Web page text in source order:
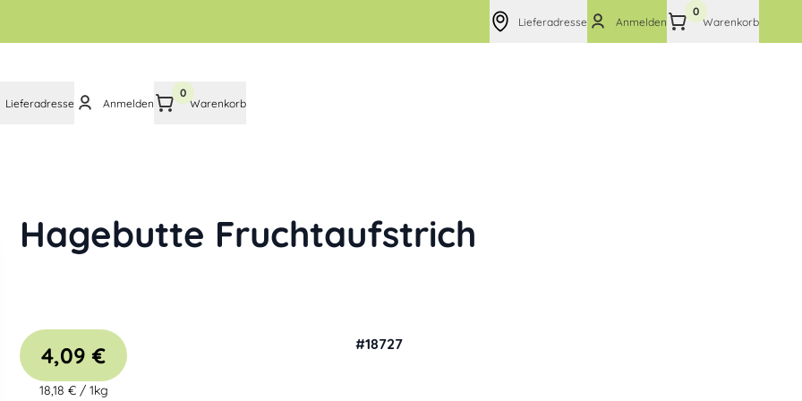
Lieferadresse Anmelden
0
Warenkorb
Lieferadresse Anmelden
0
Warenkorb
Hagebutte Fruchtaufstrich
#18727
4,09 €
18,18 €/ 1kg